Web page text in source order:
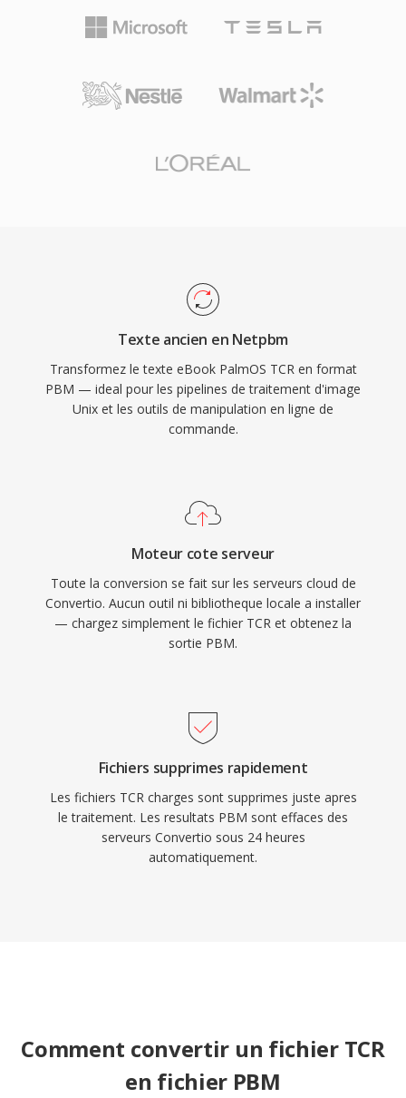
Texte ancien en Netpbm
Transformez le texte eBook PalmOS TCR en format
PBM — ideal pour les pipelines de traitement d'image
Unix et les outils de manipulation en ligne de
commande.
Moteur cote serveur
Toute la conversion se fait sur les serveurs cloud de
Convertio. Aucun outil ni bibliotheque locale a installer
— chargez simplement le fichier TCR et obtenez la
sortie PBM.
Fichiers supprimes rapidement
Les fichiers TCR charges sont supprimes juste apres
le traitement. Les resultats PBM sont effaces des
serveurs Convertio sous 24 heures
automatiquement.
Comment convertir un fichier TCR
en fichier PBM